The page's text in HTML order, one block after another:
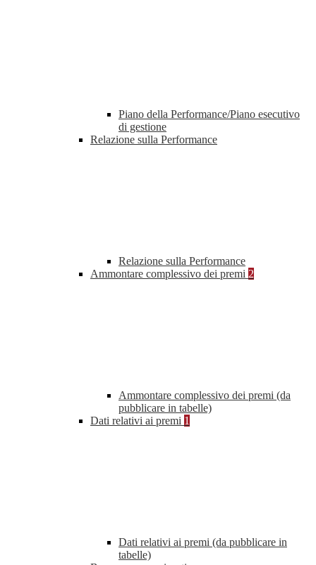
Piano della Performance/Piano esecutivo
di gestione
Relazione sulla Performance
Relazione sulla Performance
Ammontare complessivo dei premi 2
Ammontare complessivo dei premi (da
pubblicare in tabelle)
Dati relativi ai premi 1
Dati relativi ai premi (da pubblicare in
tabelle)